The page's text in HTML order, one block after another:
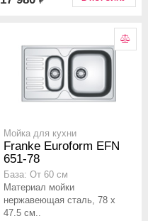
Мойка для кухни
Franke Euroform EFN
651-78
База: От 60 см
Материал мойки
нержавеющая сталь, 78 x
47.5 см..